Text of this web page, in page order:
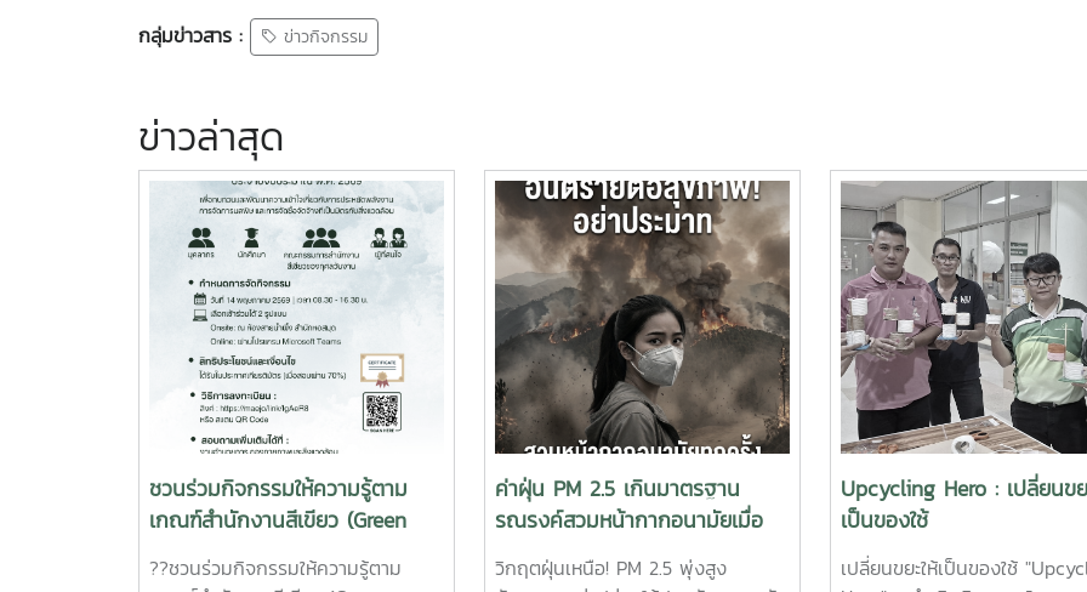
กลุ่มข่าวสาร : ข่าวกิจกรรม
ข่าวล่าสุด
ชวนร่วมกิจกรรมให้ความรู้ตาม
เกณฑ์สำนักงานสีเขียว (Green
Office) ปี 2569
??ชวนร่วมกิจกรรมให้ความรู้ตาม
ค่าฝุ่น PM 2.5 เกินมาตรฐาน
รณรงค์สวมหน้ากากอนามัยเมื่อ
ออกจากบ้าน
วิกฤตฝุ่นเหนือ! PM 2.5 พุ่งสูง
Upcycling Hero : เปลี่ยนขย
เป็นของใช้
เปลี่ยนขยะให้เป็นของใช้